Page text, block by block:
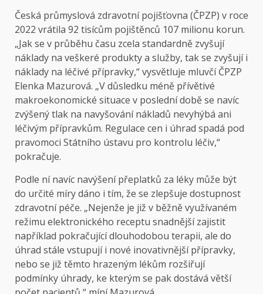
Česká průmyslová zdravotní pojišťovna (ČPZP) v roce
2022 vrátila 92 tisícům pojištěnců 107 milionu korun.
„Jak se v průběhu času zcela standardně zvyšují
náklady na veškeré produkty a služby, tak se zvyšují i
náklady na léčivé přípravky,“ vysvětluje mluvčí ČPZP
Elenka Mazurová. „V důsledku méně přívětivé
makroekonomické situace v poslední době se navíc
zvýšený tlak na navyšování nákladů nevyhýbá ani
léčivým přípravkům. Regulace cen i úhrad spadá pod
pravomoci Státního ústavu pro kontrolu léčiv,“
pokračuje.
Podle ní navíc navýšení přeplatků za léky může být
do určité míry dáno i tím, že se zlepšuje dostupnost
zdravotní péče. „Nejenže je již v běžně využívaném
režimu elektronického receptu snadnější zajistit
například pokračující dlouhodobou terapii, ale do
úhrad stále vstupují i nové inovativnější přípravky,
nebo se již těmto hrazeným lékům rozšiřují
podmínky úhrady, ke kterým se pak dostává větší